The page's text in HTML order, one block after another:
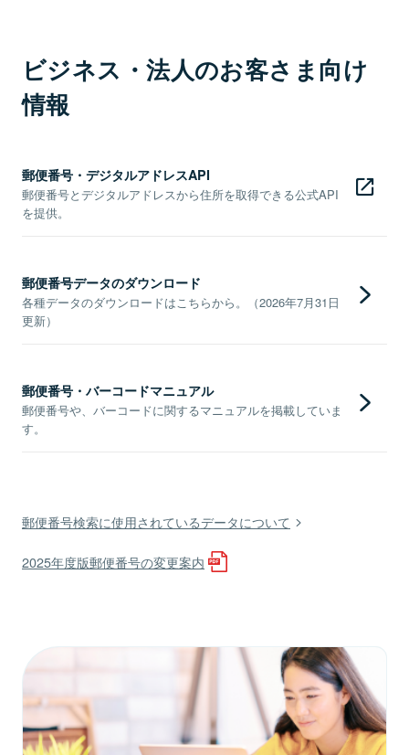
ビジネス・法人のお客さま向け
情報
郵便番号・デジタルアドレスAPI
郵便番号とデジタルアドレスから住所を取得できる公式API
を提供。
郵便番号データのダウンロード
各種データのダウンロードはこちらから。（2026年7月31日
更新）
郵便番号・バーコードマニュアル
郵便番号や、バーコードに関するマニュアルを掲載していま
す。
郵便番号検索に使用されているデータについて
2025年度版郵便番号の変更案内